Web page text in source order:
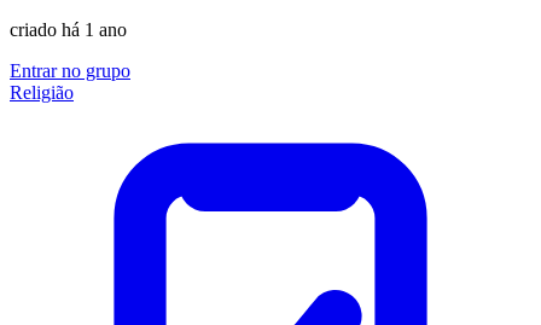
criado há 1 ano
Entrar no grupo
Religião